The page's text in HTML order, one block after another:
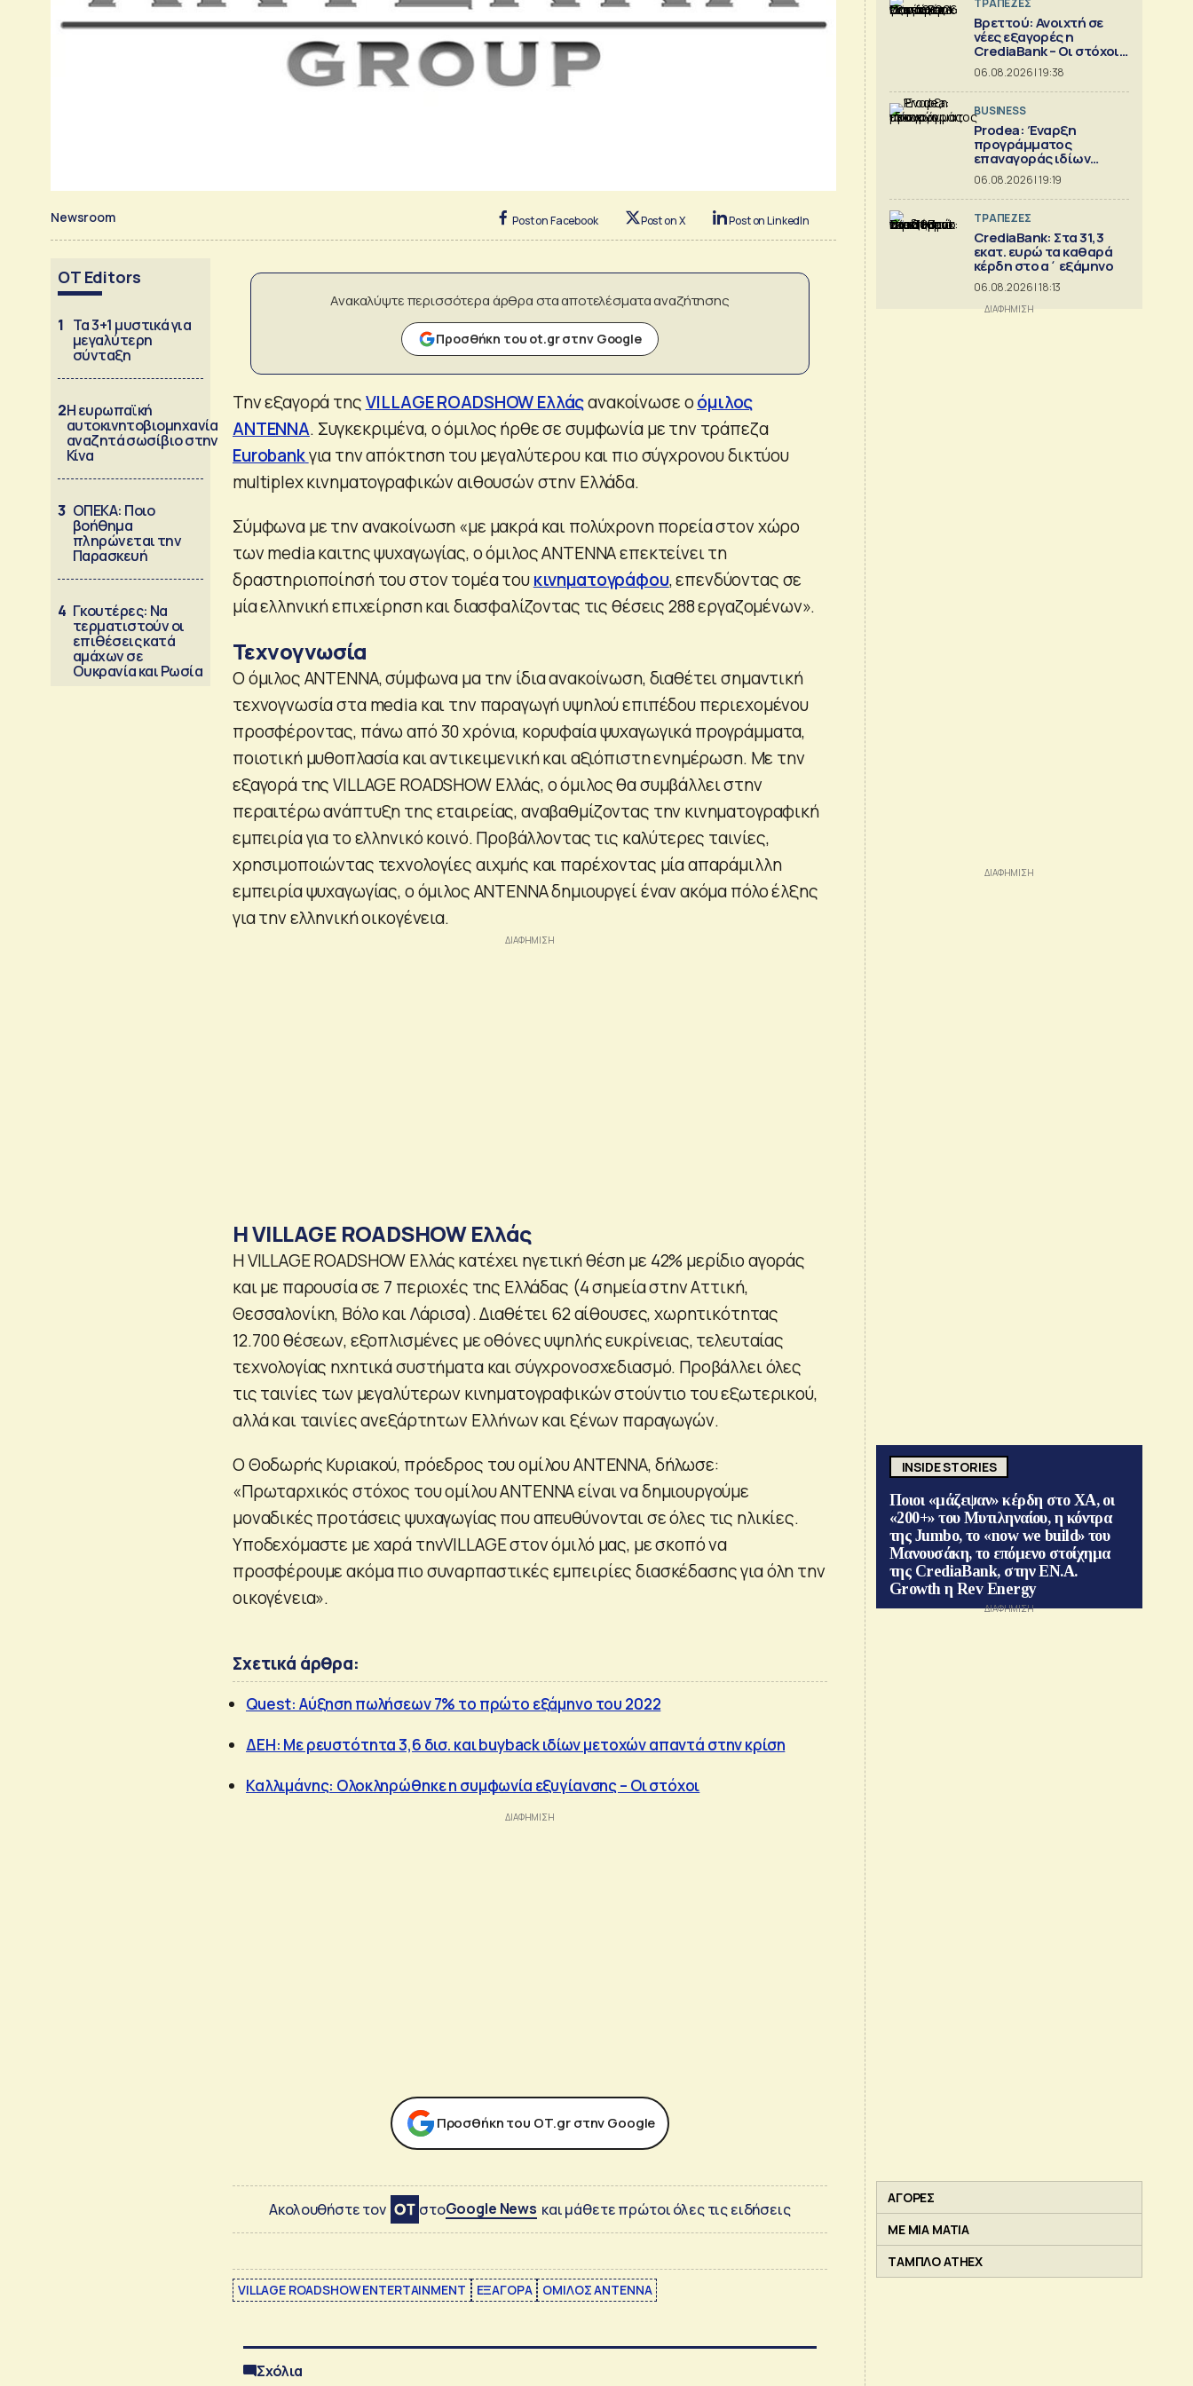
Newsroom Post on Facebook Post on X Post on LinkedIn
OT Editors
1 Τα 3+1 μυστικά για
μεγαλύτερη
σύνταξη
2Η ευρωπαϊκή
αυτοκινητοβιομηχανία
αναζητά σωσίβιο στην
Κίνα
3 ΟΠΕΚΑ: Ποιο
βοήθημα
πληρώνεται την
Παρασκευή
4 Γκουτέρες: Να
τερματιστούν οι
επιθέσεις κατά
αμάχων σε
Ουκρανία και Ρωσία
Ανακαλύψτε περισσότερα άρθρα στα αποτελέσματα αναζήτησης
Προσθήκη του ot.gr στην Google
Την εξαγορά τηςVILLAGE ROADSHOW Ελλάςανακοίνωσε οόμιλος
ΑΝΤΕΝΝΑ. Συγκεκριμένα, ο όμιλος ήρθε σε συμφωνία με την τράπεζα
Eurobankγια την απόκτηση του μεγαλύτερου και πιο σύγχρονου δικτύου
multiplex κινηματογραφικών αιθουσών στην Ελλάδα.
Σύμφωνα με την ανακοίνωση «με μακρά και πολύχρονη πορεία στον χώρο
των media καιτης ψυχαγωγίας, ο όμιλος ΑΝΤΕΝΝΑ επεκτείνει τη
δραστηριοποίησή του στον τομέα τουκινηματογράφου, επενδύοντας σε
μία ελληνική επιχείρηση και διασφαλίζοντας τις θέσεις 288 εργαζομένων».
Τεχνογνωσία
Ο όμιλος ΑΝΤΕΝΝΑ, σύμφωνα μα την ίδια ανακοίνωση, διαθέτει σημαντική
τεχνογνωσία στα media και την παραγωγή υψηλού επιπέδου περιεχομένου
προσφέροντας, πάνω από 30 χρόνια, κορυφαία ψυχαγωγικά προγράμματα,
ποιοτική μυθοπλασία και αντικειμενική και αξιόπιστη ενημέρωση. Με την
εξαγορά της VILLAGE ROADSHOW Ελλάς, ο όμιλος θα συμβάλλει στην
περαιτέρω ανάπτυξη της εταιρείας, αναβαθμίζοντας την κινηματογραφική
εμπειρία για το ελληνικό κοινό. Προβάλλοντας τις καλύτερες ταινίες,
χρησιμοποιώντας τεχνολογίες αιχμής και παρέχοντας μία απαράμιλλη
εμπειρία ψυχαγωγίας, ο όμιλος ΑΝΤΕΝΝΑ δημιουργεί έναν ακόμα πόλο έλξης
για την ελληνική οικογένεια.
Η VILLAGE ROADSHOW Ελλάς
Η VILLAGE ROADSHOW Ελλάς κατέχει ηγετική θέση με 42% μερίδιο αγοράς
και με παρουσία σε 7 περιοχές της Ελλάδας (4 σημεία στην Αττική,
Θεσσαλονίκη, Βόλο και Λάρισα). Διαθέτει 62 αίθουσες, χωρητικότητας
12.700 θέσεων, εξοπλισμένες με οθόνες υψηλής ευκρίνειας, τελευταίας
τεχνολογίας ηχητικά συστήματα και σύγχρονοσχεδιασμό. Προβάλλει όλες
τις ταινίες των μεγαλύτερων κινηματογραφικών στούντιο του εξωτερικού,
αλλά και ταινίες ανεξάρτητων Ελλήνων και ξένων παραγωγών.
Ο Θοδωρής Κυριακού, πρόεδρος του ομίλου ΑΝΤΕΝΝΑ, δήλωσε:
«Πρωταρχικός στόχος του ομίλου ΑΝΤΕΝΝΑ είναι να δημιουργούμε
μοναδικές προτάσεις ψυχαγωγίας που απευθύνονται σε όλες τις ηλικίες.
Υποδεχόμαστε με χαρά τηνVILLAGE στον όμιλό μας, με σκοπό να
προσφέρουμε ακόμα πιο συναρπαστικές εμπειρίες διασκέδασης για όλη την
οικογένεια».
Σχετικά άρθρα:
Quest: Αύξηση πωλήσεων 7% το πρώτο εξάμηνο του 2022
ΔΕΗ: Με ρευστότητα 3,6 δισ. και buyback ιδίων μετοχών απαντά στην κρίση
Καλλιμάνης: Ολοκληρώθηκε η συμφωνία εξυγίανσης – Οι στόχοι
Προσθήκη του ΟΤ.gr στην Google
Ακολουθήστε τον στοGoogle News και μάθετε πρώτοι όλες τις ειδήσεις
VILLAGE ROADSHOW ENTERTAINMENT ΕΞΑΓΟΡΑ ΟΜΙΛΟΣ ANTENNA
Σχόλια
ΤΡΑΠΕΖΕΣ
Βρεττού: Ανοιχτή σε
νέες εξαγορές η
CrediaBank – Οι στόχοι
για το 2026
06.08.2026 | 19:38
BUSINESS
Prodea: Έναρξη
προγράμματος
επαναγοράς ιδίων
μετοχών
06.08.2026 | 19:19
ΤΡΑΠΕΖΕΣ
CrediaBank: Στα 31,3
εκατ. ευρώ τα καθαρά
κέρδη στο α΄ εξάμηνο
06.08.2026 | 18:13
INSIDE STORIES
Ποιοι «μάζεψαν» κέρδη στο ΧΑ, οι
«200+» του Μυτιληναίου, η κόντρα
της Jumbo, το «now we build» του
Μανουσάκη, το επόμενο στοίχημα
της CrediaBank, στην ΕΝ.Α.
Growth η Rev Energy
ΑΓΟΡΕΣ
ΜΕ ΜΙΑ ΜΑΤΙΑ
ΤΑΜΠΛΟ ATHEX